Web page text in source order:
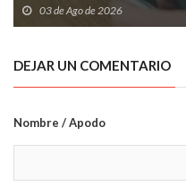
03 de Ago de 2026
DEJAR UN COMENTARIO
Nombre / Apodo